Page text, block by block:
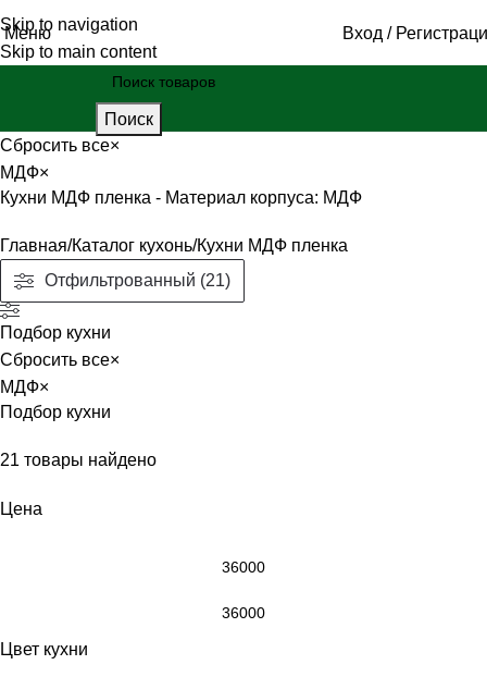
Skip to navigation
Skip to main content
Меню Вход /
Поиск
Сбросить все×
МДФ×
Кухни МДФ пленка - Материал корпуса: МДФ
Главная Каталог кухонь Кухни МДФ пленка
Отфильтрованный (21)
Подбор кухни
Сбросить все×
МДФ×
Подбор кухни
21 товары найдено
Цена
Цвет кухни